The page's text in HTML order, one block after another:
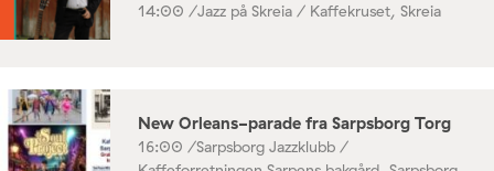
14:00 /Jazz på Skreia / Kaffekruset, Skreia
New Orleans-parade fra Sarpsborg Torg
16:00 /Sarpsborg Jazzklubb /